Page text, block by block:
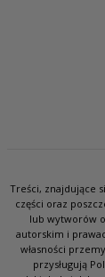
Treści, znajdujące
części oraz
lub wytworów
autorskim i
własności
przysługują